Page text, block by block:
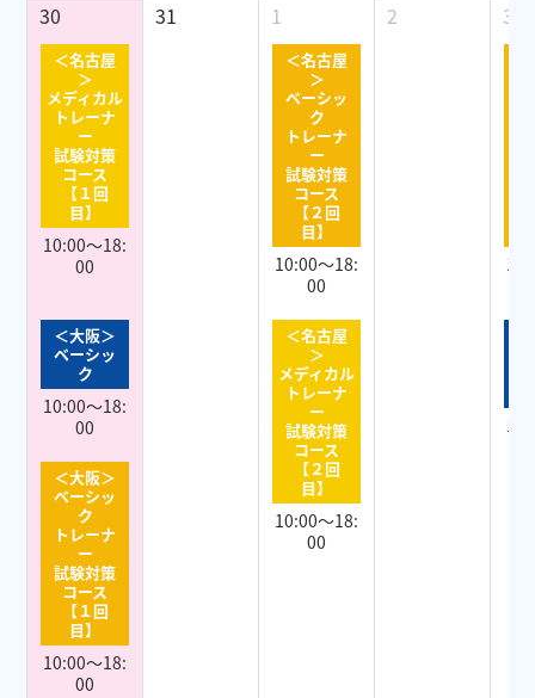
30 31 1 2 3
＜名古屋
＞
メディカル
トレーナ
ー
試験対策
コース
【１回
目】
10:00～18:
00
＜名古屋
＞
ベーシッ
ク
トレーナ
ー
試験対策
コース
【２回
目】
10:00～18:
00
＜大阪＞
ベーシッ
ク
10:00～18:
00
＜名古屋
＞
メディカル
トレーナ
ー
試験対策
コース
【２回
目】
10:00～18:
00
＜大阪＞
ベーシッ
ク
トレーナ
ー
試験対策
コース
【１回
目】
10:00～18:
00